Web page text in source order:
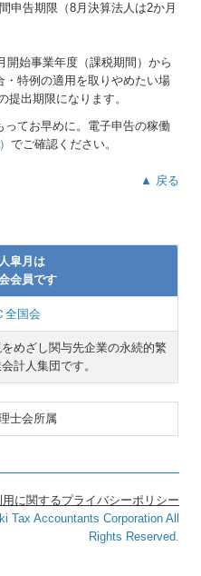
皐月は
会員です
めざし関与先企業の永続的繁
計人集団です。
士会所属
申告期限（8月決算法人は2か月
開始事業年度（課税期間）から
特例の適用を取りやめたい場
提出期限になります。
てお早めに。電子申告の稼働
でご確認ください。
▲ 戻る
に関するプライバシーポリシー
Tax Accountants Corporation All
Rights Reserved.